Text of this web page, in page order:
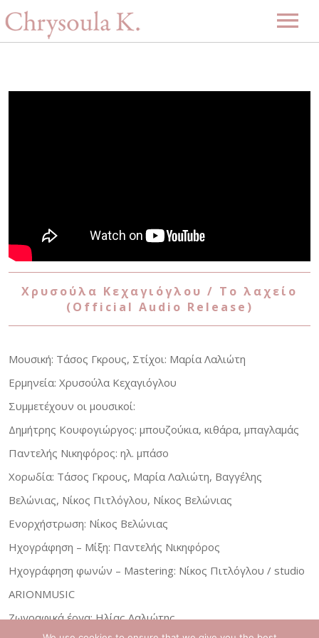
Βιογραφία
Επερχόμενες εκδηλώσεις
Νέα
Επικοινωνία
-ENG-
Χρυσούλα Κεχαγιόγλου / Το λαχείο
(Official Audio Release)
Μουσική: Τάσος Γκρους, Στίχοι: Μαρία Λαλιώτη
Ερμηνεία: Χρυσούλα Κεχαγιόγλου
Συμμετέχουν οι μουσικοί:
Δημήτρης Κουφογιώργος: μπουζούκια, κιθάρα, μπαγλαμάς
Παντελής Νικηφόρος: ηλ. μπάσο
Χορωδία: Τάσος Γκρους, Μαρία Λαλιώτη, Βαγγέλης
Βελώνιας, Νίκος Πιτλόγλου, Νίκος Βελώνιας
Ενορχήστρωση: Νίκος Βελώνιας
Ηχογράφηση – Μίξη: Παντελής Νικηφόρος
Ηχογράφηση φωνών – Μastering: Νίκος Πιτλόγλου / studio
ARIONMUSIC
Ζωγραφικά έργα: Ηλίας Λαλιώτης